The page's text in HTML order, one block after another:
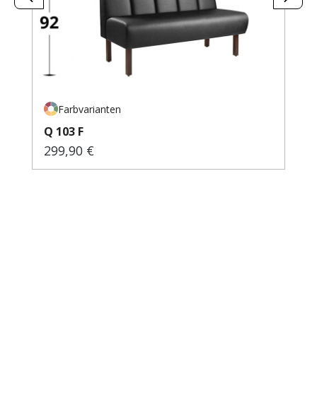
Farbvarianten
Q 103 F
Regulärer Preis:
299,90 €